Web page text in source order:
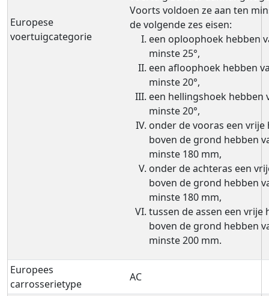
Europese
voertuigcategorie
Voorts voldoen ze aan ten
de volgende zes eisen:
een oploophoek hebben
minste 25°,
een afloophoek hebben
minste 20°,
een hellingshoek hebben
minste 20°,
onder de vooras een vrije
boven de grond hebben
minste 180 mm,
onder de achteras een
boven de grond hebben
minste 180 mm,
tussen de assen een vrije
boven de grond hebben
minste 200 mm.
Europees
carrosserietype
AC